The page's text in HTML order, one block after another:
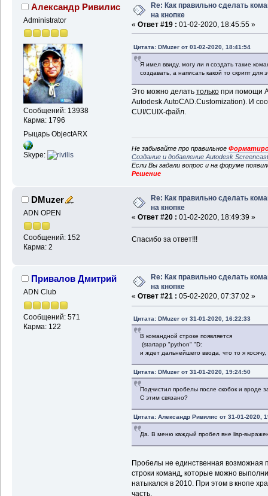
Александр Ривилис
Administrator
Сообщений: 13938
Карма: 1796
Рыцарь ObjectARX
Skype:
Re: Как правильно сделать
на кнопке
« Ответ #19 : 01-02-2020, 18:45:55 »
Цитата: DMuzer от 01-02-2020, 18:41:54
Я имел ввиду, могу ли я создать такие
создавать, а написать какой то скрипт для
Это можно делать толькопри помощи
Autodesk.AutoCAD.Customization). И
CUI/CUIX-файл.
Не забывайте про правильное
Создание и добавление Autodesk
Если Вы задали вопрос и на форуме
Решение
DMuzer
ADN OPEN
Сообщений: 152
Карма: 2
Re: Как правильно сделать
на кнопке
« Ответ #20 : 01-02-2020, 18:49:39 »
Спасибо за ответ!!!
Привалов Дмитрий
ADN Club
Сообщений: 571
Карма: 122
Re: Как правильно сделать
на кнопке
« Ответ #21 : 05-02-2020, 07:37:02 »
Цитата: DMuzer от 31-01-2020, 16:22:33
В командной строке появляется
(startapp "python" "D:
и ждет дальнейшего ввода, что то я
Цитата: DMuzer от 31-01-2020, 19:24:50
Подчистил пробелы после скобок и вроде
С этим связано?
Цитата: Александр Ривилис от 31-01-2020,
Да. В меню каждый пробел вне lisp-
Пробелы не единственная возможная
строки команд, которые можно
натыкался в 2010. При этом в кнопе
часть.